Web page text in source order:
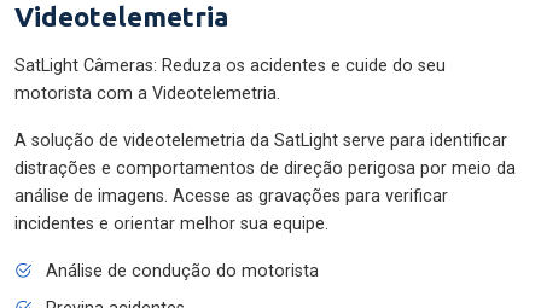
Videotelemetria
SatLight Câmeras: Reduza os acidentes e cuide do seu
motorista com a Videotelemetria.
A solução de videotelemetria da SatLight serve para identificar
distrações e comportamentos de direção perigosa por meio da
análise de imagens. Acesse as gravações para verificar
incidentes e orientar melhor sua equipe.
Análise de condução do motorista